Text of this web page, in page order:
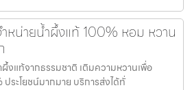
ำหน่ายน้ำผึ้งแท้ 100% หอม หวาน
งแท้จากธรรมชาติ เติมความหวานเพื่อ
ระโยชน์มากมาย บริการส่งได้ทั่